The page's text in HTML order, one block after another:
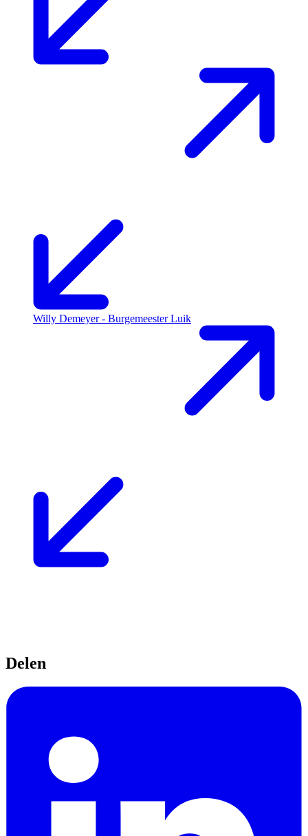
Willy Demeyer - Burgemeester Luik
Delen